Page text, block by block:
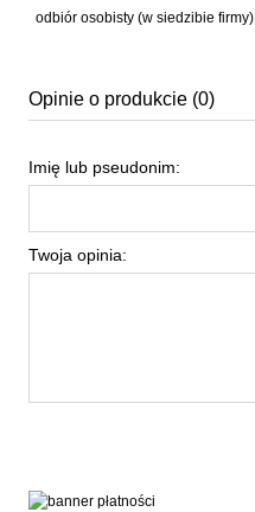
odbiór osobisty (w siedzibie firmy)
Opinie o produkcie (0)
Imię lub pseudonim:
Twoja opinia: